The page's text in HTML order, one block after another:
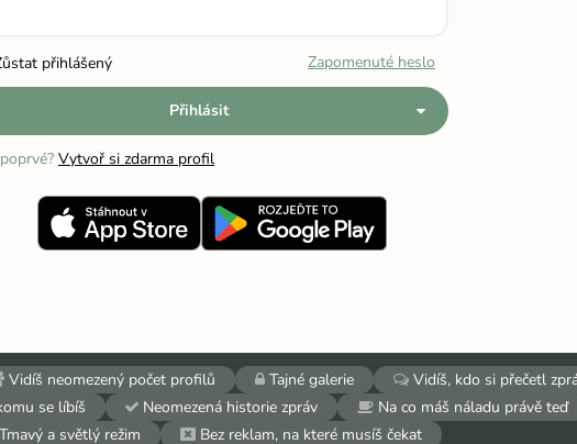
přihlášený Zapomenuté heslo
Přihlásit
Vytvoř si zdarma profil
Vidíš neomezený počet profilů Tajné galerie
Vidíš, kdo si přečetl
se líbíš
Neomezená historie zpráv
Na co máš náladu právě teď
a světlý režim
Bez reklam, na které musíš čekat